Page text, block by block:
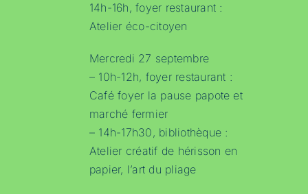
14h-16h, foyer restaurant :
Atelier éco-citoyen
Mercredi 27 septembre
– 10h-12h, foyer restaurant :
Café foyer la pause papote et
marché fermier
– 14h-17h30, bibliothèque :
Atelier créatif de hérisson en
papier, l’art du pliage